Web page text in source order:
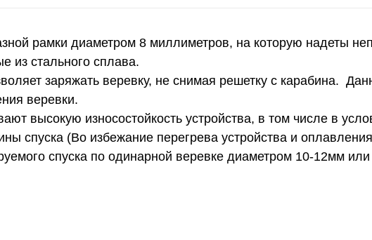
рамки диаметром 8 миллиметров, на которую надеты
из стального сплава.
заряжать веревку, не снимая решетку с карабина.
веревки.
высокую износостойкость устройства, в том числе в
спуска (Во избежание перегрева устройства и
спуска по одинарной веревке диаметром 10-12мм